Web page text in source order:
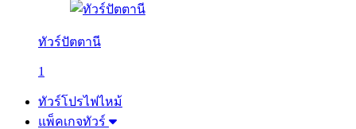
ทัวร์ปัตตานี
1
ทัวร์โปรไฟไหม้
แพ็คเกจทัวร์